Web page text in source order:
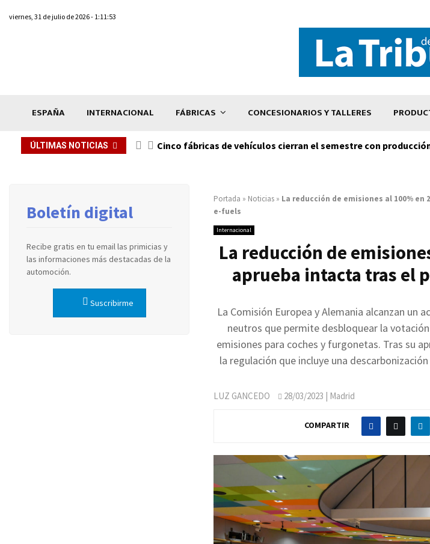
viernes, 31 de julio de 2026 - 1:11:53
ESPAÑA INTERNACIONAL FÁBRICAS CONCESIONARIOS Y TALLERES
ÚLTIMAS NOTICIAS Cinco fábricas de vehículos cierran el semestre con
Portada » Noticias » La reducción de emisiones al 100%
e-fuels
Internacional
La reducción de
aprueba intacta tras el
La Comisión Europea y Alemania alcanzan un
neutros que permite desbloquear la
emisiones para coches y furgonetas. Tras su
la regulación que incluye una
LUZ GANCEDO 28/03/2023 | Madrid
COMPARTIR
Boletín digital
Recibe gratis en tu email las primicias y
las informaciones más destacadas de la
automoción.
Suscribirme